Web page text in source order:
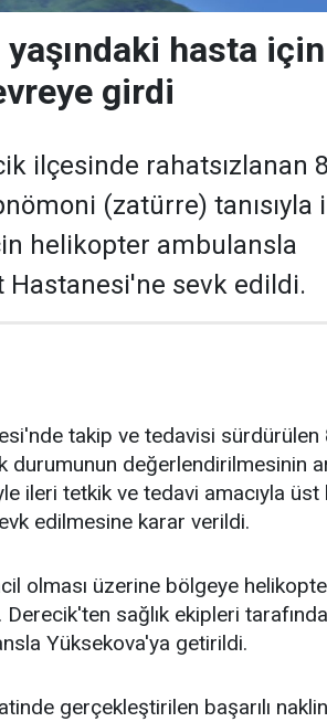
hasta
girdi
ilçesinde rahatsızlanan
(zatürre) tanısıyla
helikopter ambulansla
Hastanesi'ne sevk edildi.
takip ve tedavisi sürdürülen
durumunun değerlendirilmesinin
ileri tetkik ve tedavi amacıyla
edilmesine karar verildi.
olması üzerine bölgeye
sağlık ekipleri
Yüksekova'ya getirildi.
gerçekleştirilen başarılı